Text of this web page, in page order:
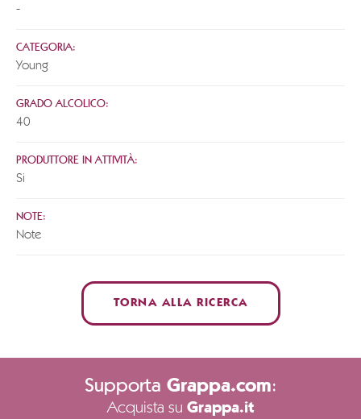
-
CATEGORIA:
Young
GRADO ALCOLICO:
40
PRODUTTORE IN ATTIVITÀ:
Si
NOTE:
Note
TORNA ALLA RICERCA
Supporta Grappa.com:
Acquista su Grappa.it